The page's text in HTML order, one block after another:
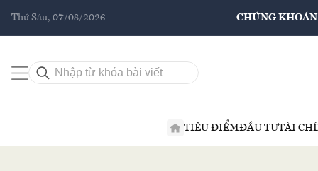
Thứ Sáu, 07/08/2026 CHỨNG KHOÁN
TIÊU ĐIỂMĐẦU TƯTÀI